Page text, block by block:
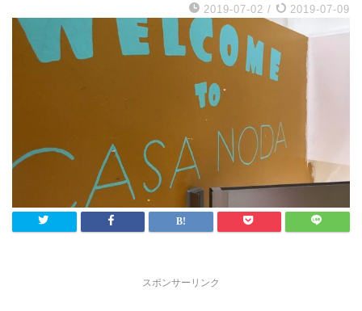
2019-07-02 / 2019-07-09
スポンサーリンク